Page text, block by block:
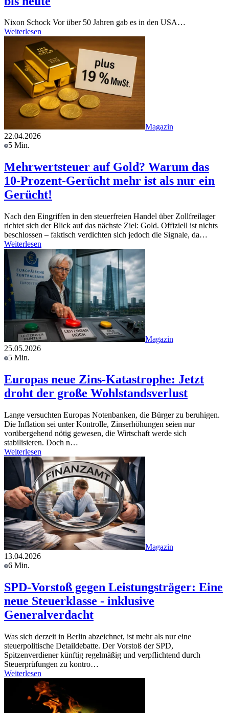
Nixon Schock Vor über 50 Jahren gab es in den USA…
Weiterlesen
Magazin
22.04.2026
5 Min.
Mehrwertsteuer auf Gold? Warum das
10-Prozent-Gerücht mehr ist als nur ein
Gerücht!
Nach den Eingriffen in den steuerfreien Handel über Zollfreilager
richtet sich der Blick auf das nächste Ziel: Gold. Offiziell ist nichts
beschlossen – faktisch verdichten sich jedoch die Signale, da…
Weiterlesen
Magazin
25.05.2026
5 Min.
Europas neue Zins-Katastrophe: Jetzt
droht der große Wohlstandsverlust
Lange versuchten Europas Notenbanken, die Bürger zu beruhigen.
Die Inflation sei unter Kontrolle, Zinserhöhungen seien nur
vorübergehend nötig gewesen, die Wirtschaft werde sich
stabilisieren. Doch n…
Weiterlesen
Magazin
13.04.2026
6 Min.
SPD-Vorstoß gegen Leistungsträger: Eine
neue Steuerklasse - inklusive
Generalverdacht
Was sich derzeit in Berlin abzeichnet, ist mehr als nur eine
steuerpolitische Detaildebatte. Der Vorstoß der SPD,
Spitzenverdiener künftig regelmäßig und verpflichtend durch
Steuerprüfungen zu kontro…
Weiterlesen